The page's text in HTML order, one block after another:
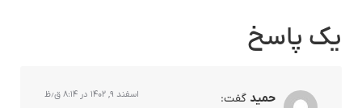
یک پاسخ
حمید گفت: اسفند ۹, ۱۴۰۲ در ۸:۱۴ ق٫ظ